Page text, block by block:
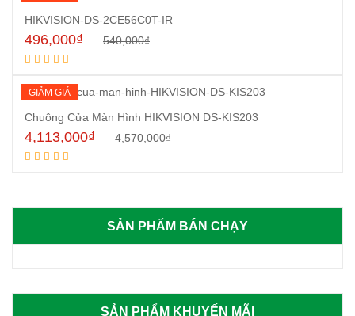
HIKVISION-DS-2CE56C0T-IR
540,000₫
496,000₫
GIẢM GIÁ
Chuông Cửa Màn Hình HIKVISION DS-KIS203
4,570,000₫
4,113,000₫
SẢN PHẨM BÁN CHẠY
SẢN PHẨM KHUYẾN MÃI